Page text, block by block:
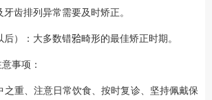
齿排列异常需要及时矫正。
后）：大多数错𬌗畸形的最佳矫正时期。
事项：
之重、注意日常饮食、按时复诊、坚持佩戴保